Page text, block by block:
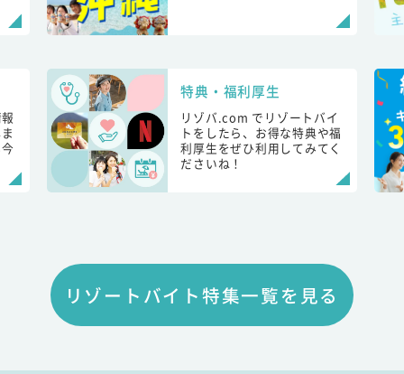
特典・福利厚生
リゾバ.com でリゾートバイ
トをしたら、お得な特典や福
利厚生をぜひ利用してみてく
ださいね！
リゾートバイト特集一覧を見る